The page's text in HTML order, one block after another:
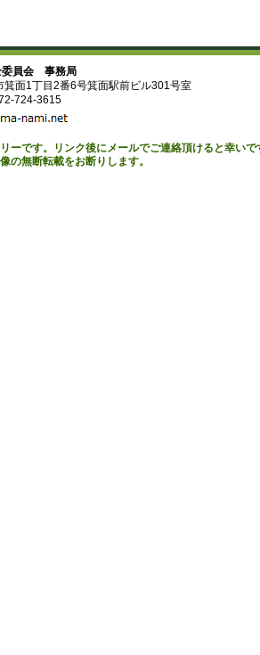
委員会 事務局
面1丁目2番6号箕面駅前ビル301号室
724-3615
ーです。リンク後にメールでご連絡頂けると幸いで
の無断転載をお断りします。